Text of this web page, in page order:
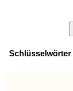
Schlüsselwörter